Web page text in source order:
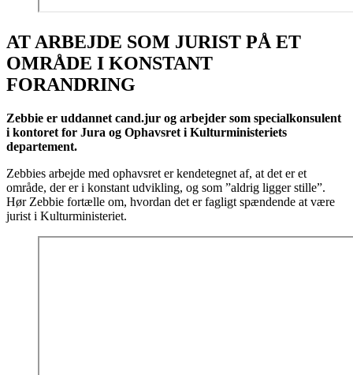
AT ARBEJDE SOM JURIST PÅ ET
OMRÅDE I KONSTANT
FORANDRING
Zebbie er uddannet cand.jur og arbejder som specialkonsulent
i kontoret for Jura og Ophavsret i Kulturministeriets
departement.
Zebbies arbejde med ophavsret er kendetegnet af, at det er et
område, der er i konstant udvikling, og som ”aldrig ligger stille”.
Hør Zebbie fortælle om, hvordan det er fagligt spændende at være
jurist i Kulturministeriet.